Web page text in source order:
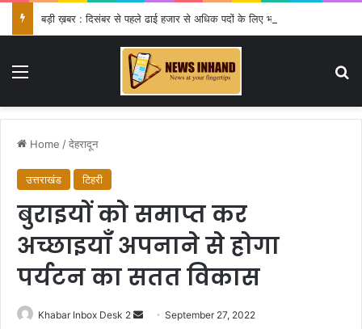
बड़ी ख़बर : दिसंबर से पहले ढाई हजार से अधिक पदों के लिए भरे जाएंगे फार्म
Menu
Home /देहरादून
उत्तराखंड टिहरी
बुराइयों को समाप्त कर
अच्छाइयाँ अपनाने से होगा
पर्यटन का सतत विकास
Khabar Inbox Desk 2
SendSeptember 27, 2022